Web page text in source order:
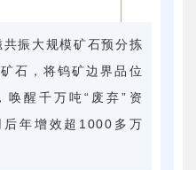
振大规模矿石预分拣
石，将钨矿边界品位
唤醒千万吨“废弃”资
年增效超1000多万